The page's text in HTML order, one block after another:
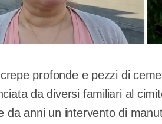
profonde e pezzi di
da diversi familiari al
da anni un intervento di